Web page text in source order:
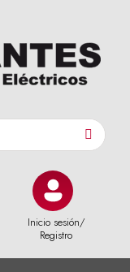
Inicio sesión/
Registro